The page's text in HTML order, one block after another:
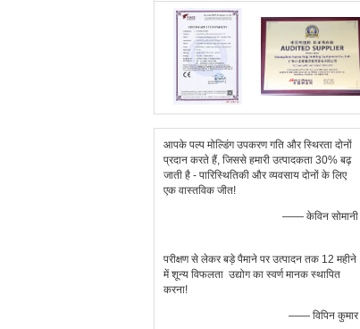
आपके पल्प मोल्डिंग उपकरण गति और स्थिरता दोनों
प्रदान करते हैं, जिससे हमारी उत्पादकता 30% बढ़
जाती है - पारिस्थितिकी और व्यवसाय दोनों के लिए
एक वास्तविक जीत!
—— केविन सोमानी
परीक्षण से लेकर बड़े पैमाने पर उत्पादन तक 12 महीने
में शून्य विफलता ️ उद्योग का स्वर्ण मानक स्थापित
करना!
—— विपिन कुमार